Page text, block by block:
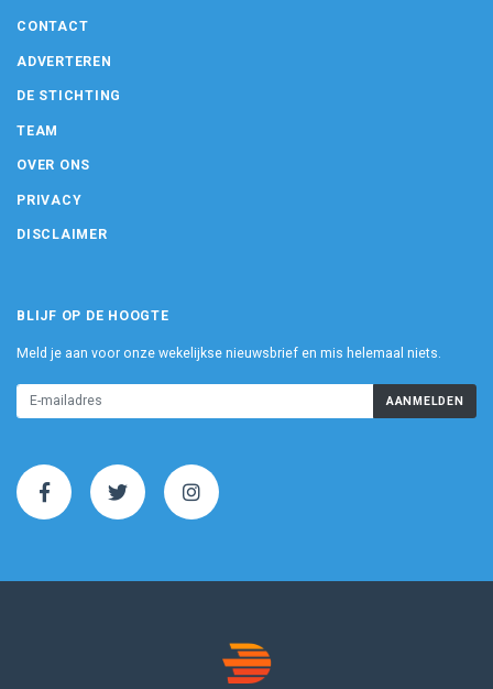
CONTACT
ADVERTEREN
DE STICHTING
TEAM
OVER ONS
PRIVACY
DISCLAIMER
BLIJF OP DE HOOGTE
Meld je aan voor onze wekelijkse nieuwsbrief en mis helemaal niets.
AANMELDEN